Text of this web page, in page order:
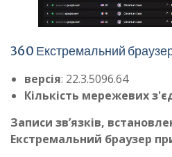
360 Екстремальний
версія: 22.3.5096.64
Кількість мережевих
Записи зв’язків,
Екстремальний браузер